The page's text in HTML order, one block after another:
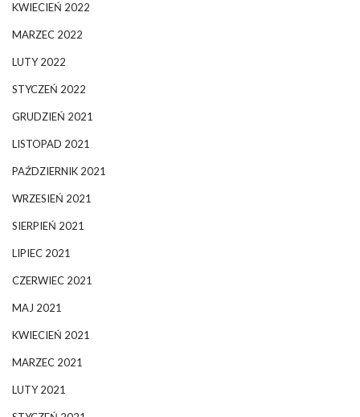
KWIECIEŃ 2022
MARZEC 2022
LUTY 2022
STYCZEŃ 2022
GRUDZIEŃ 2021
LISTOPAD 2021
PAŹDZIERNIK 2021
WRZESIEŃ 2021
SIERPIEŃ 2021
LIPIEC 2021
CZERWIEC 2021
MAJ 2021
KWIECIEŃ 2021
MARZEC 2021
LUTY 2021